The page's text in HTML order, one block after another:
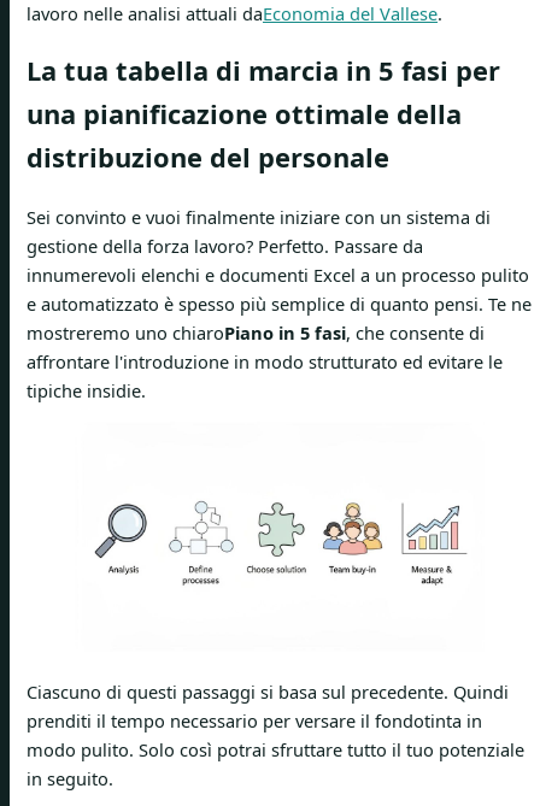
lavoro nelle analisi attuali daEconomia del Vallese.
La tua tabella di marcia in 5 fasi per
una pianificazione ottimale della
distribuzione del personale
Sei convinto e vuoi finalmente iniziare con un sistema di
gestione della forza lavoro? Perfetto. Passare da
innumerevoli elenchi e documenti Excel a un processo pulito
e automatizzato è spesso più semplice di quanto pensi. Te ne
mostreremo uno chiaroPiano in 5 fasi, che consente di
affrontare l'introduzione in modo strutturato ed evitare le
tipiche insidie.
Ciascuno di questi passaggi si basa sul precedente. Quindi
prenditi il ​​tempo necessario per versare il fondotinta in
modo pulito. Solo così potrai sfruttare tutto il tuo potenziale
in seguito.